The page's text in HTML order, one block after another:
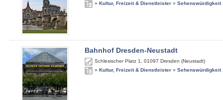
» Kultur, Freizeit & Dienstleister » Sehenswürdigkeit
Bahnhof Dresden-Neustadt
Schlesischer Platz 1 01097 Dresden (Neustadt)
» Kultur, Freizeit & Dienstleister » Sehenswürdigkeit